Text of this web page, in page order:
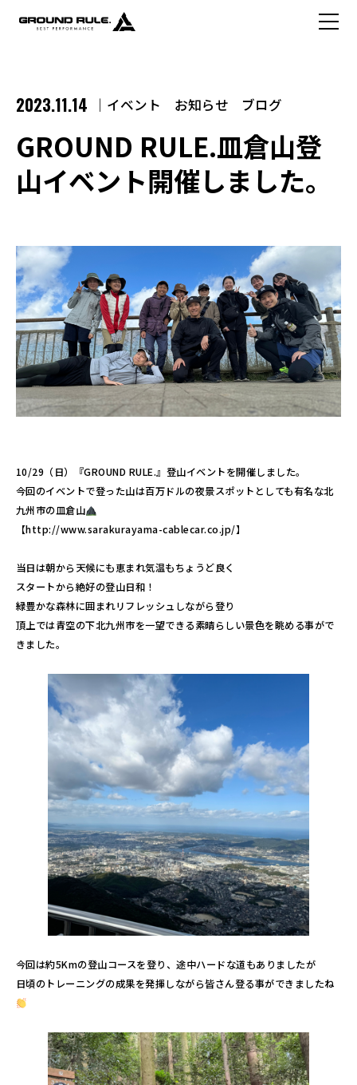
2023.11.14 イベント お知らせ ブログ
GROUND RULE.皿倉山登
山イベント開催しました。
10/29（日）『GROUND RULE.』登山イベントを開催しました。
今回のイベントで登った山は百万ドルの夜景スポットとしても有名な北
九州市の皿倉山
【http://www.sarakurayama-cablecar.co.jp/】
当日は朝から天候にも恵まれ気温もちょうど良く
スタートから絶好の登山日和！
緑豊かな森林に囲まれリフレッシュしながら登り
頂上では青空の下北九州市を一望できる素晴らしい景色を眺める事がで
きました。
今回は約5Kmの登山コースを登り、途中ハードな道もありましたが
日頃のトレーニングの成果を発揮しながら皆さん登る事ができましたね